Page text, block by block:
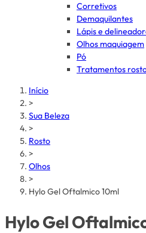
Corretivos
Demaquilantes
Lápis e
Olhos maquiagem
Pó
Tratamentos
Início
>
Sua Beleza
>
Rosto
>
Olhos
>
Hylo Gel Oftalmico 10ml
Hylo Gel